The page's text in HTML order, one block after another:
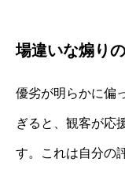
場違いな煽り
優劣が明らかに偏
ぎると、観客が応
す。これは自分の